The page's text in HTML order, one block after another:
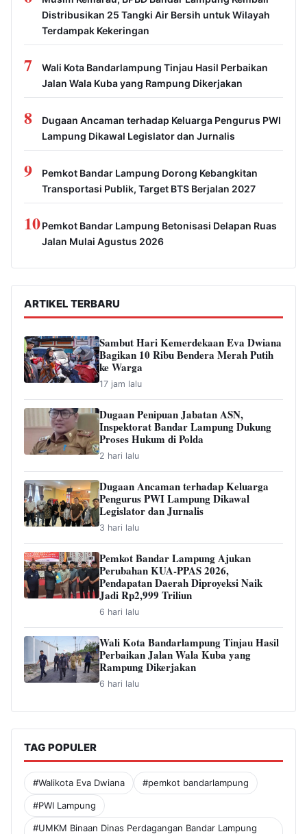
Distribusikan 25 Tangki Air Bersih untuk Wilayah
Terdampak Kekeringan
7
Wali Kota Bandarlampung Tinjau Hasil Perbaikan
Jalan Wala Kuba yang Rampung Dikerjakan
8
Dugaan Ancaman terhadap Keluarga Pengurus PWI
Lampung Dikawal Legislator dan Jurnalis
9
Pemkot Bandar Lampung Dorong Kebangkitan
Transportasi Publik, Target BTS Berjalan 2027
10Pemkot Bandar Lampung Betonisasi Delapan Ruas
Jalan Mulai Agustus 2026
ARTIKEL TERBARU
Sambut Hari Kemerdekaan Eva Dwiana
Bagikan 10 Ribu Bendera Merah Putih
ke Warga
17 jam lalu
Dugaan Penipuan Jabatan ASN,
Inspektorat Bandar Lampung Dukung
Proses Hukum di Polda
2 hari lalu
Dugaan Ancaman terhadap Keluarga
Pengurus PWI Lampung Dikawal
Legislator dan Jurnalis
3 hari lalu
Pemkot Bandar Lampung Ajukan
Perubahan KUA-PPAS 2026,
Pendapatan Daerah Diproyeksi Naik
Jadi Rp2,999 Triliun
6 hari lalu
Wali Kota Bandarlampung Tinjau Hasil
Perbaikan Jalan Wala Kuba yang
Rampung Dikerjakan
6 hari lalu
TAG POPULER
#Walikota Eva Dwiana #pemkot bandarlampung
#PWI Lampung
#UMKM Binaan Dinas Perdagangan Bandar Lampung